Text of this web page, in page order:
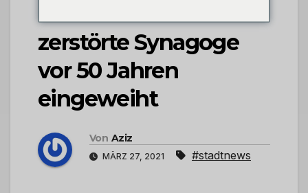
Gedenktafel für die
zerstörte Synagoge
vor 50 Jahren
eingeweiht
Von Aziz
MÄRZ 27, 2021 #stadtnews